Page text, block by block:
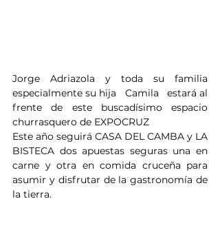
Jorge Adriazola y toda su familia
especialmente su hija   Camila   estará al
frente de este buscadísimo espacio
churrasquero de EXPOCRUZ
Este año seguirá CASA DEL CAMBA y LA
BISTECA dos apuestas seguras una en
carne y otra en comida cruceña para
asumir y disfrutar de la gastronomía de
la tierra.